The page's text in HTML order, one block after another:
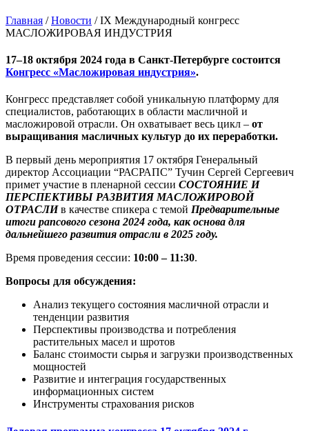
Главная /Новости /IX Международный конгресс
МАСЛОЖИРОВАЯ ИНДУСТРИЯ
17–18 октября 2024 года в Санкт-Петербурге состоится
Конгресс «Масложировая индустрия».
Конгресс представляет собой уникальную платформу для
специалистов, работающих в области масличной и
масложировой отрасли. Он охватывает весь цикл – от
выращивания масличных культур до их переработки.
В первый день мероприятия 17 октября Генеральный
директор Ассоциации “РАСРАПС” Тучин Сергей Сергеевич
примет участие в пленарной сессии СОСТОЯНИЕ И
ПЕРСПЕКТИВЫ РАЗВИТИЯ МАСЛОЖИРОВОЙ
ОТРАСЛИ в качестве спикера с темой Предварительные
итоги рапсового сезона 2024 года, как основа для
дальнейшего развития отрасли в 2025 году.
Время проведения сессии: 10:00 – 11:30.
Вопросы для обсуждения:
Анализ текущего состояния масличной отрасли и
тенденции развития
Перспективы производства и потребления
растительных масел и шротов
Баланс стоимости сырья и загрузки производственных
мощностей
Развитие и интеграция государственных
информационных систем
Инструменты страхования рисков